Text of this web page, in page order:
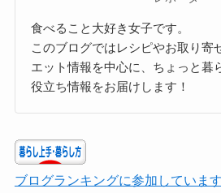
食べること大好き女子です。
このブログではレシピやお取り寄
エット情報を中心に、ちょっと暮
役立ち情報をお届けします！
ブログランキングに参加していま